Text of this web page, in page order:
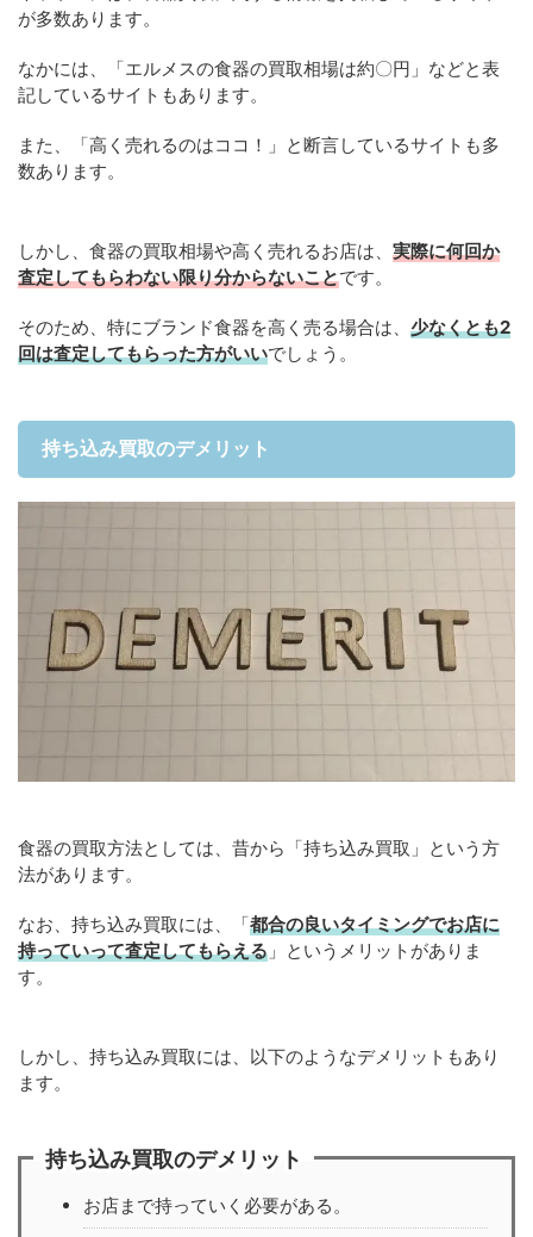
が多数あります。
なかには、「エルメスの食器の買取相場は約〇円」などと表
記しているサイトもあります。
また、「高く売れるのはココ！」と断言しているサイトも多
数あります。
しかし、食器の買取相場や高く売れるお店は、 実際に何回か
査定してもらわない限り分からないことです。
そのため、特にブランド食器を高く売る場合は、 少なくとも2
回は査定してもらった方がいいでしょう。
持ち込み買取のデメリット
食器の買取方法としては、昔から「持ち込み買取」という方
法があります。
なお、持ち込み買取には、「都合の良いタイミングでお店に
持っていって査定してもらえる 」というメリットがありま
す。
しかし、持ち込み買取には、以下のようなデメリットもあり
ます。
持ち込み買取のデメリット
お店まで持っていく必要がある。